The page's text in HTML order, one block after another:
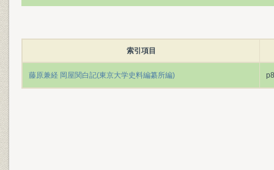
索引項目
藤原兼経 岡屋関白記(東京大学史料編纂所編)